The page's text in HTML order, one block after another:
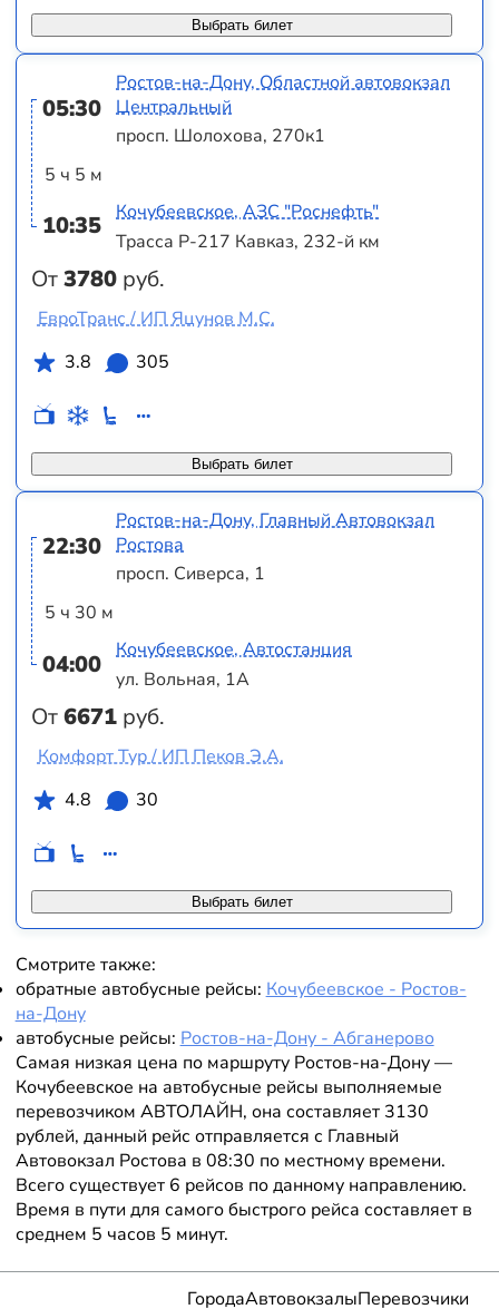
Выбрать билет
05:30
5 ч 5 м
10:35
От3780 руб.
Ростов-на-Дону, Областной автовокзал
Центральный
просп. Шолохова, 270к1
Кочубеевское, АЗС "Роснефть"
Трасса Р-217 Кавказ, 232-й км
Выбрать билет
ЕвроТранс / ИП Яцунов М.С.
3.8
305
22:30
5 ч 30 м
04:00
От6671 руб.
Ростов-на-Дону, Главный Автовокзал
Ростова
просп. Сиверса, 1
Кочубеевское, Автостанция
ул. Вольная, 1А
Выбрать билет
Комфорт Тур / ИП Пеков Э.А.
4.8
30
Смотрите также:
обратные автобусные рейсы:Кочубеевское - Ростов-
на-Дону
автобусные рейсы:Ростов-на-Дону - Абганерово
Самая низкая цена по маршруту Ростов-на-Дону —
Кочубеевское на автобусные рейсы выполняемые
перевозчиком АВТОЛАЙН, она составляет 3130
рублей, данный рейс отправляется с Главный
Автовокзал Ростова в 08:30 по местному времени.
Всего существует 6 рейсов по данному направлению.
Время в пути для самого быстрого рейса составляет в
среднем 5 часов 5 минут.
ГородаАвтовокзалыПеревозчики